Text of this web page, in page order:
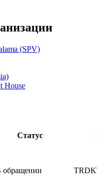
(SPV)
House
Статус
обращении